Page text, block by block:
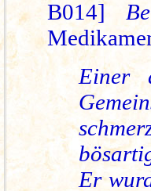
B014]
Einer
Er